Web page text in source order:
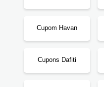
Cupom Havan
Cupons Dafiti